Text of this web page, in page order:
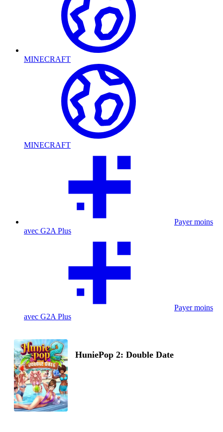
MINECRAFT
MINECRAFT
Payer moins
avec G2A Plus
Payer moins
avec G2A Plus
HuniePop 2: Double Date